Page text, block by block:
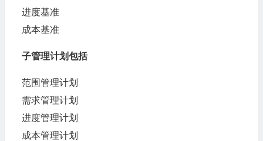
进度基准
成本基准
子管理计划包括
范围管理计划
需求管理计划
进度管理计划
成本管理计划